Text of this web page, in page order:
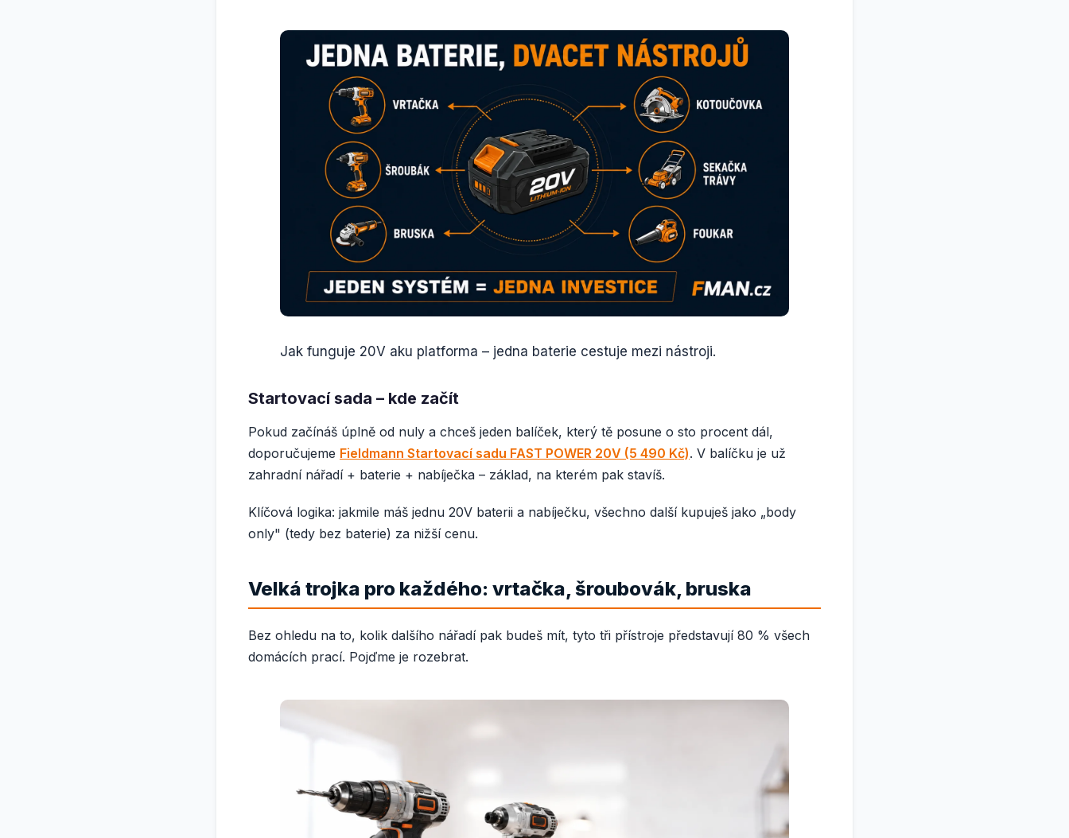
Jak funguje 20V aku platforma – jedna baterie cestuje mezi nástroji.
Startovací sada – kde začít
Pokud začínáš úplně od nuly a chceš jeden balíček, který tě posune o sto procent dál,
doporučujeme Fieldmann Startovací sadu FAST POWER 20V (5 490 Kč). V balíčku je už
zahradní nářadí + baterie + nabíječka – základ, na kterém pak stavíš.
Klíčová logika: jakmile máš jednu 20V baterii a nabíječku, všechno další kupuješ jako „body
only" (tedy bez baterie) za nižší cenu.
Velká trojka pro každého: vrtačka, šroubovák, bruska
Bez ohledu na to, kolik dalšího nářadí pak budeš mít, tyto tři přístroje představují 80 % všech
domácích prací. Pojďme je rozebrat.